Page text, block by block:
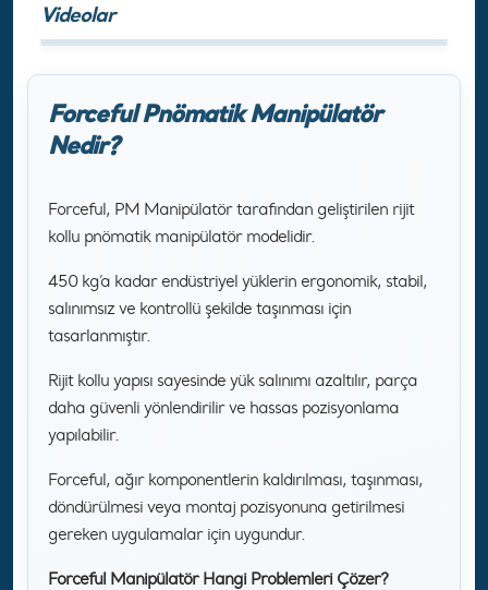
Forceful Pnömatik Manipülatör
Nedir?
Forceful, PM Manipülatör tarafından geliştirilen rijit
kollu pnömatik manipülatör modelidir.
450 kg’a kadar endüstriyel yüklerin ergonomik, stabil,
salınımsız ve kontrollü şekilde taşınması için
tasarlanmıştır.
Rijit kollu yapısı sayesinde yük salınımı azaltılır, parça
daha güvenli yönlendirilir ve hassas pozisyonlama
yapılabilir.
Forceful, ağır komponentlerin kaldırılması, taşınması,
döndürülmesi veya montaj pozisyonuna getirilmesi
gereken uygulamalar için uygundur.
Forceful Manipülatör Hangi Problemleri Çözer?
Videolar